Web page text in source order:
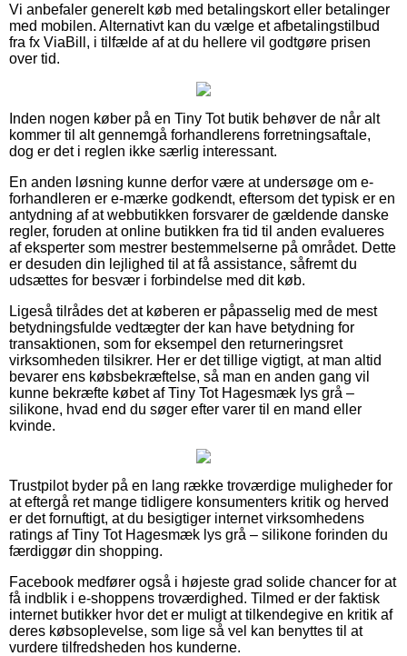
Vi anbefaler generelt køb med betalingskort eller betalinger
med mobilen. Alternativt kan du vælge et afbetalingstilbud
fra fx ViaBill, i tilfælde af at du hellere vil godtgøre prisen
over tid.
Inden nogen køber på en Tiny Tot butik behøver de når alt
kommer til alt gennemgå forhandlerens forretningsaftale,
dog er det i reglen ikke særlig interessant.
En anden løsning kunne derfor være at undersøge om e-
forhandleren er e-mærke godkendt, eftersom det typisk er en
antydning af at webbutikken forsvarer de gældende danske
regler, foruden at online butikken fra tid til anden evalueres
af eksperter som mestrer bestemmelserne på området. Dette
er desuden din lejlighed til at få assistance, såfremt du
udsættes for besvær i forbindelse med dit køb.
Ligeså tilrådes det at køberen er påpasselig med de mest
betydningsfulde vedtægter der kan have betydning for
transaktionen, som for eksempel den returneringsret
virksomheden tilsikrer. Her er det tillige vigtigt, at man altid
bevarer ens købsbekræftelse, så man en anden gang vil
kunne bekræfte købet af Tiny Tot Hagesmæk lys grå –
silikone, hvad end du søger efter varer til en mand eller
kvinde.
Trustpilot byder på en lang række troværdige muligheder for
at eftergå ret mange tidligere konsumenters kritik og herved
er det fornuftigt, at du besigtiger internet virksomhedens
ratings af Tiny Tot Hagesmæk lys grå – silikone forinden du
færdiggør din shopping.
Facebook medfører også i højeste grad solide chancer for at
få indblik i e-shoppens troværdighed. Tilmed er der faktisk
internet butikker hvor det er muligt at tilkendegive en kritik af
deres købsoplevelse, som lige så vel kan benyttes til at
vurdere tilfredsheden hos kunderne.